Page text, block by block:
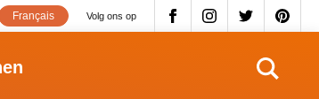
Volg ons op
Français